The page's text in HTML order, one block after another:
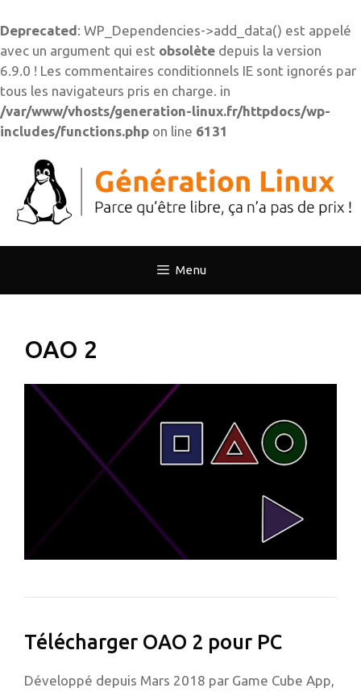
Deprecated: WP_Dependencies->add_data() est appelé
avec un argument qui est obsolète depuis la version
6.9.0 ! Les commentaires conditionnels IE sont ignorés par
tous les navigateurs pris en charge. in
/var/www/vhosts/generation-linux.fr/httpdocs/wp-
includes/functions.php on line 6131
contenu
Menu
OAO 2
Télécharger OAO 2 pour PC
Développé depuis Mars 2018 par Game Cube App,